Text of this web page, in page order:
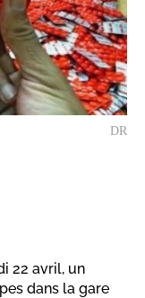
DR
22 avril, un
dans la gare